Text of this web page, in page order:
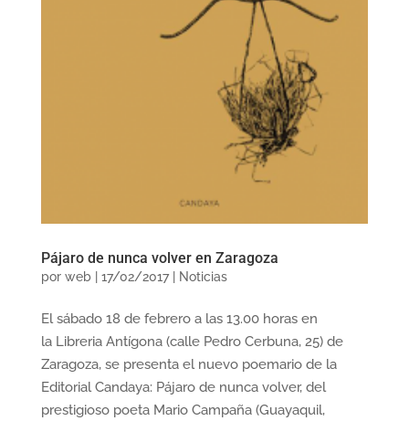
Pájaro de nunca volver en Zaragoza
por web| 17/02/2017| Noticias
El sábado 18 de febrero a las 13.00 horas en
la Libreria Antígona (calle Pedro Cerbuna, 25) de
Zaragoza, se presenta el nuevo poemario de la
Editorial Candaya: Pájaro de nunca volver, del
prestigioso poeta Mario Campaña (Guayaquil,